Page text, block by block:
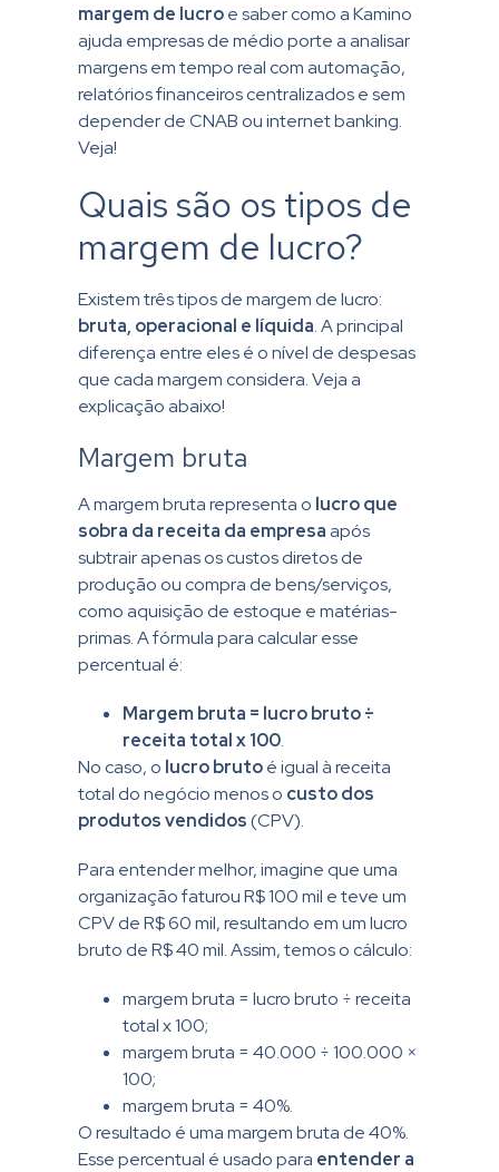
margem de lucroe saber como a Kamino
ajuda empresas de médio porte a analisar
margens em tempo real com automação,
relatórios financeiros centralizados e sem
depender de CNAB ou internet banking.
Veja!
Quais são os tipos de
margem de lucro?
Existem três tipos de margem de lucro:
bruta, operacional e líquida. A principal
diferença entre eles é o nível de despesas
que cada margem considera. Veja a
explicação abaixo!
Margem bruta
A margem bruta representa o lucro que
sobra da receita da empresaapós
subtrair apenas os custos diretos de
produção ou compra de bens/serviços,
como aquisição de estoque e matérias-
primas. A fórmula para calcular esse
percentual é:
Margem bruta = lucro bruto ÷
receita total x 100.
No caso, o lucro brutoé igual à receita
total do negócio menos o custo dos
produtos vendidos(CPV).
Para entender melhor, imagine que uma
organização faturou R$ 100 mil e teve um
CPV de R$ 60 mil, resultando em um lucro
bruto de R$ 40 mil. Assim, temos o cálculo:
margem bruta = lucro bruto ÷ receita
total x 100;
margem bruta = 40.000 ÷ 100.000 ×
100;
margem bruta = 40%.
O resultado é uma margem bruta de 40%.
Esse percentual é usado para entender a